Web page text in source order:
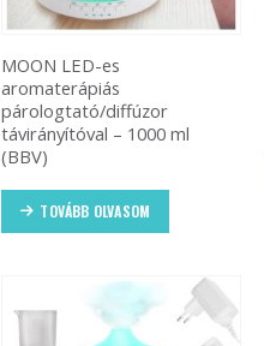
MOON LED-es
aromaterápiás
párologtató/diffúzor
távirányítóval – 1000 ml
(BBV)
TOVÁBB OLVASOM